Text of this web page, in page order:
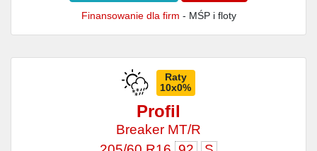
Finansowanie dla firm - MŚP i floty
Raty
10x0%
Profil
Breaker MT/R